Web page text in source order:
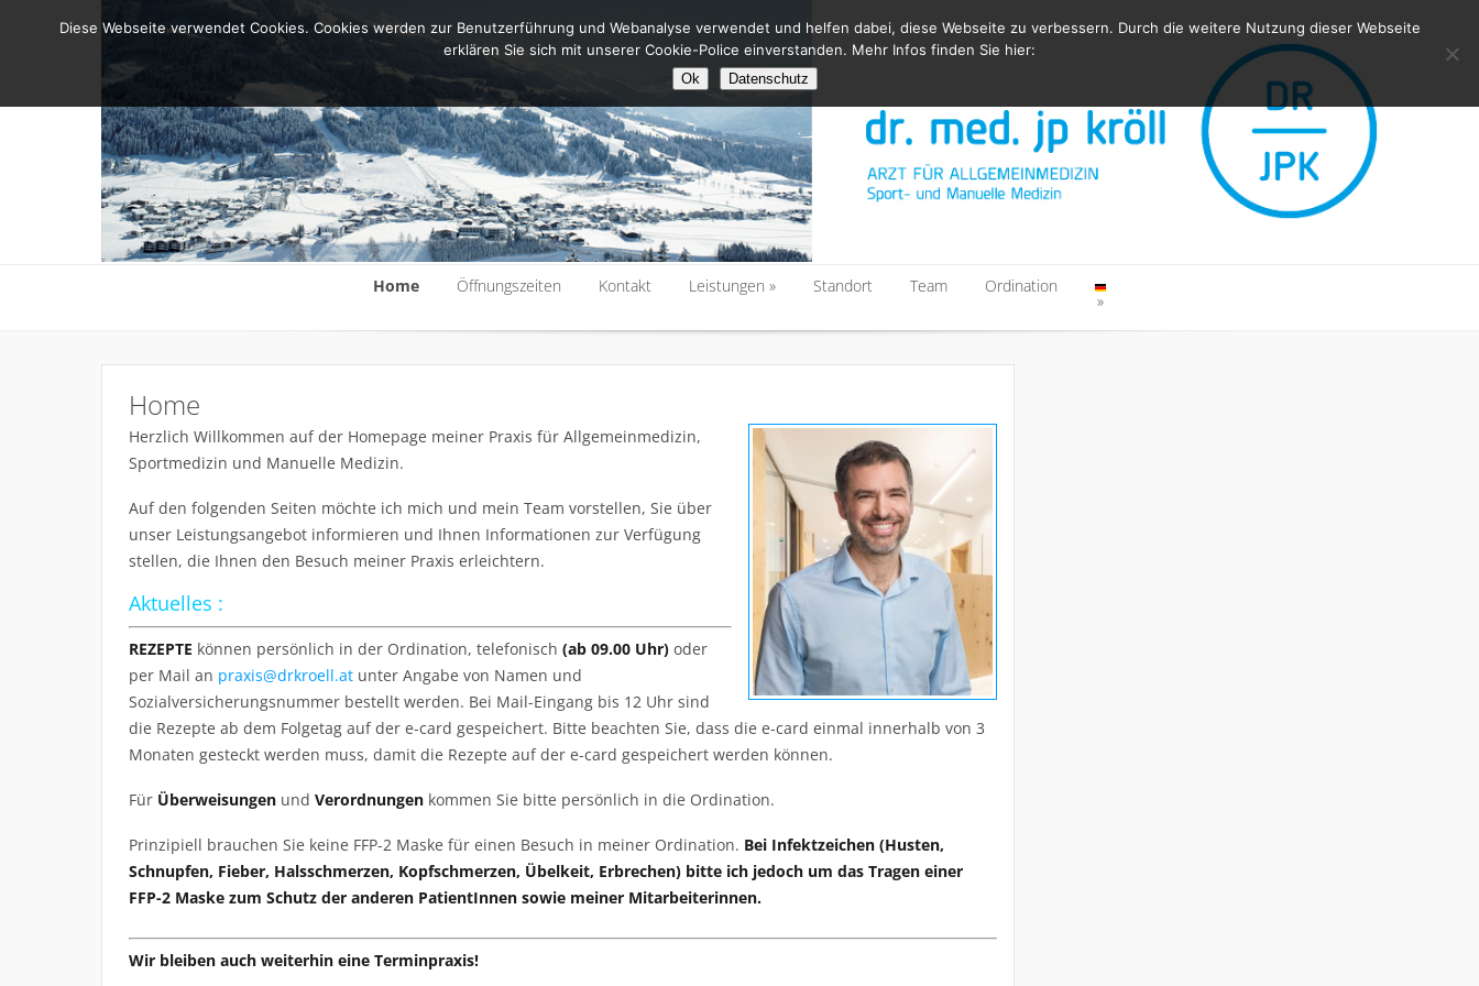
Home Öffnungszeiten Kontakt Leistungen Standort Team Ordination
Home
Herzlich Willkommen auf der Homepage meiner Praxis für Allgemeinmedizin,
Sportmedizin und Manuelle Medizin.
Auf den folgenden Seiten möchte ich mich und mein Team vorstellen, Sie über
unser Leistungsangebot informieren und Ihnen Informationen zur Verfügung
stellen, die Ihnen den Besuch meiner Praxis erleichtern.
Aktuelles :
REZEPTE können persönlich in der Ordination, telefonisch (ab 09.00 Uhr) oder
per Mail an praxis@drkroell.at unter Angabe von Namen und
Sozialversicherungsnummer bestellt werden. Bei Mail-Eingang bis 12 Uhr sind
die Rezepte ab dem Folgetag auf der e-card gespeichert. Bitte beachten Sie, dass die e-card einmal innerhalb von 3
Monaten gesteckt werden muss, damit die Rezepte auf der e-card gespeichert werden können.
Für Überweisungen und Verordnungen kommen Sie bitte persönlich in die Ordination.
Prinzipiell brauchen Sie keine FFP-2 Maske für einen Besuch in meiner Ordination. Bei Infektzeichen (Husten,
Schnupfen, Fieber, Halsschmerzen, Kopfschmerzen, Übelkeit, Erbrechen) bitte ich jedoch um das Tragen einer
FFP-2 Maske zum Schutz der anderen PatientInnen sowie meiner Mitarbeiterinnen.
Wir bleiben auch weiterhin eine Terminpraxis!
Diese Webseite verwendet Cookies. Cookies werden zur Benutzerführung und Webanalyse verwendet und helfen dabei, diese Webseite zu verbessern. Durch die weitere Nutzung dieser Webseite
erklären Sie sich mit unserer Cookie-Police einverstanden. Mehr Infos finden Sie hier:
Ok Datenschutz